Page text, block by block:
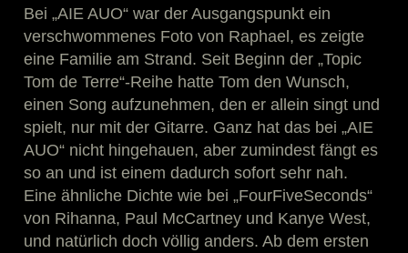
Bei „AIE AUO“ war der Ausgangspunkt ein
verschwommenes Foto von Raphael, es zeigte
eine Familie am Strand. Seit Beginn der „Topic
Tom de Terre“-Reihe hatte Tom den Wunsch,
einen Song aufzunehmen, den er allein singt und
spielt, nur mit der Gitarre. Ganz hat das bei „AIE
AUO“ nicht hingehauen, aber zumindest fängt es
so an und ist einem dadurch sofort sehr nah.
Eine ähnliche Dichte wie bei „FourFiveSeconds“
von Rihanna, Paul McCartney und Kanye West,
und natürlich doch völlig anders. Ab dem ersten